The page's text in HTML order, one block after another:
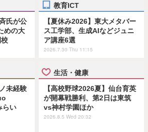
氏が公
めの大
教育ICT
【夏休み2026】東大メタバー
ス工学部、生成AIなどジュニ
ア講座6選
2026.7.30 Thu 11:15
未経験
らい
生活・健康
【高校野球2026夏】仙台育英
が開幕戦勝利、第2日は東筑
vs神村学園ほか
2026.8.5 Wed 20:32